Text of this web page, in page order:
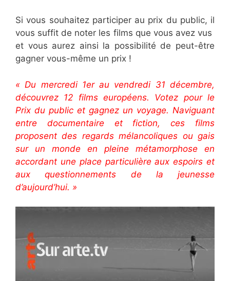
Si vous souhaitez participer au prix du public, il
vous suffit de noter les films que vous avez vus
et vous aurez ainsi la possibilité de peut-être
gagner vous-même un prix !
« Du mercredi 1er au vendredi 31 décembre,
découvrez 12 films européens. Votez pour le
Prix du public et gagnez un voyage. Naviguant
entre documentaire et fiction, ces films
proposent des regards mélancoliques ou gais
sur un monde en pleine métamorphose en
accordant une place particulière aux espoirs et
aux questionnements de la jeunesse
d’aujourd’hui. »